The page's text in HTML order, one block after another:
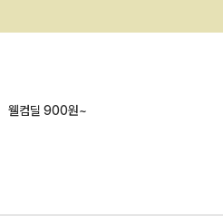
웰컴딜 900원~